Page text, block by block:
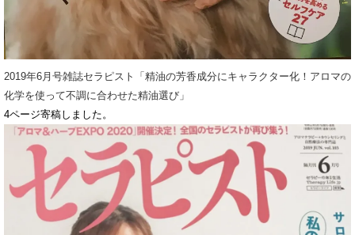
2019年6月号雑誌セラピスト「精油の芳香成分にキャラクター化！アロマの
化学を使って不調に合わせた精油選び」
4ページ寄稿しました。